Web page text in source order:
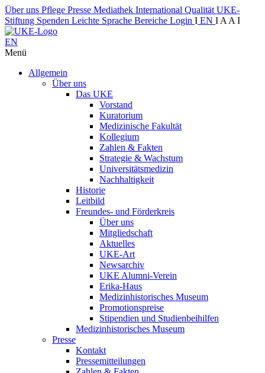
Über uns Pflege Presse Mediathek International Qualität UKE-
Stiftung Spenden Leichte Sprache Bereiche Login I EN I A A I
EN
Menü
Allgemein
Über uns
Das UKE
Vorstand
Kuratorium
Medizinische Fakultät
Kollegium
Zahlen & Fakten
Strategie & Wachstum
Universitätsmedizin
Nachhaltigkeit
Historie
Leitbild
Freundes- und Förderkreis
Über uns
Mitgliedschaft
Aktuelles
UKE-Art
Newsarchiv
UKE Alumni-Verein
Erika-Haus
Medizinhistorisches Museum
Promotionspreise
Stipendien und Studienbeihilfen
Medizinhistorisches Museum
Presse
Kontakt
Pressemitteilungen